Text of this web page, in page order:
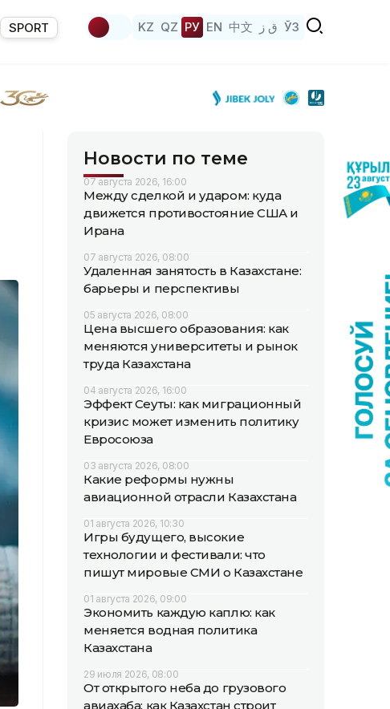
SPORT KZ QZ РУ EN 中文 ق ز ЎЗ
Новости по теме
07 августа 2026, 16:00
Между сделкой и ударом: куда
движется противостояние США и
Ирана
07 августа 2026, 08:00
Удаленная занятость в Казахстане:
барьеры и перспективы
05 августа 2026, 08:00
Цена высшего образования: как
меняются университеты и рынок
труда Казахстана
04 августа 2026, 16:00
Эффект Сеуты: как миграционный
кризис может изменить политику
Евросоюза
03 августа 2026, 08:00
Какие реформы нужны
авиационной отрасли Казахстана
01 августа 2026, 10:30
Игры будущего, высокие
технологии и фестивали: что
пишут мировые СМИ о Казахстане
01 августа 2026, 09:00
Экономить каждую каплю: как
меняется водная политика
Казахстана
29 июля 2026, 08:00
От открытого неба до грузового
авиахаба: как Казахстан строит